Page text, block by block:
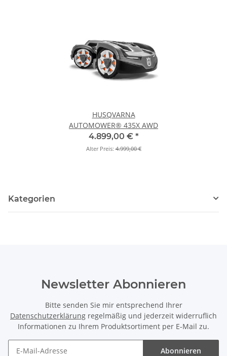
HUSQVARNA
AUTOMOWER® 435X AWD
4.899,00 € *
Alter Preis:4.999,00 €
Kategorien
Newsletter Abonnieren
Bitte senden Sie mir entsprechend Ihrer
Datenschutzerklärung regelmäßig und jederzeit widerruflich
Informationen zu Ihrem Produktsortiment per E-Mail zu.
Abonnieren